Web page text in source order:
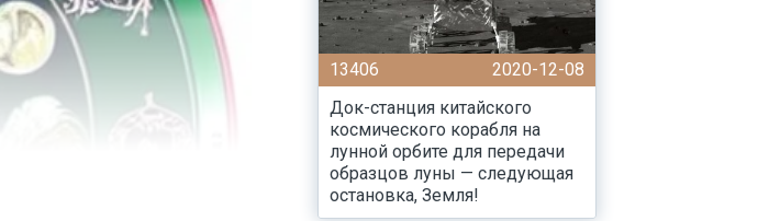
13406
2020-12-08
Док-станция китайского
космического корабля на
лунной орбите для передачи
образцов луны — следующая
остановка, Земля!